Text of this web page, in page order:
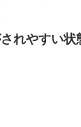
れやすい状